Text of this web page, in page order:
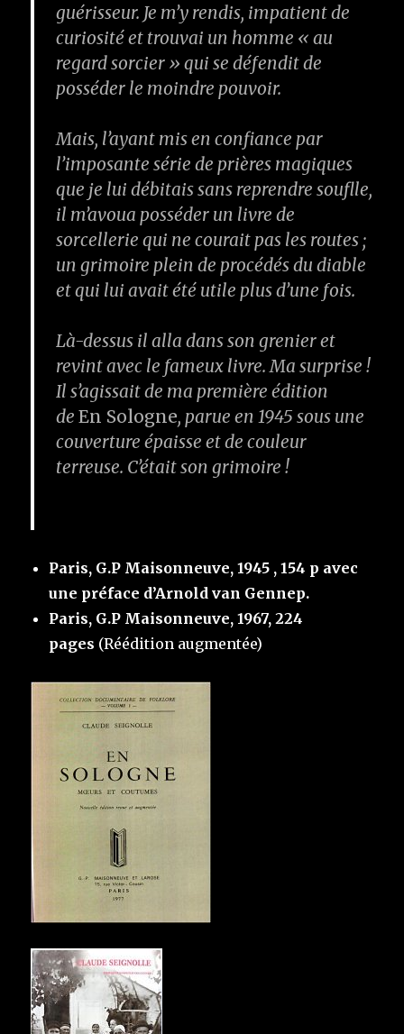
guérisseur. Je m’y rendis, impatient de
curiosité et trouvai un homme « au
regard sorcier » qui se défendit de
posséder le moindre pouvoir.
Mais, l’ayant mis en confiance par
l’imposante série de prières magiques
que je lui débitais sans reprendre souflle,
il m’avoua posséder un livre de
sorcellerie qui ne courait pas les routes ;
un grimoire plein de procédés du diable
et qui lui avait été utile plus d’une fois.
Là-dessus il alla dans son grenier et
revint avec le fameux livre. Ma surprise !
Il s’agissait de ma première édition
deEn Sologne, parue en 1945 sous une
couverture épaisse et de couleur
terreuse. C’était son grimoire !
Paris, G.P Maisonneuve, 1945 , 154 p avec
une préface d’Arnold van Gennep.
Paris, G.P Maisonneuve, 1967, 224
pages (Réédition augmentée)